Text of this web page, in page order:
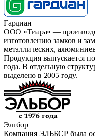
Гардиан
ООО «Тиара» —
изготовлению замков и
металлических,
Продукция выпускается
года. В отдельную
выделено в 2005 году.
Эльбор
Компания ЭЛЬБОР была